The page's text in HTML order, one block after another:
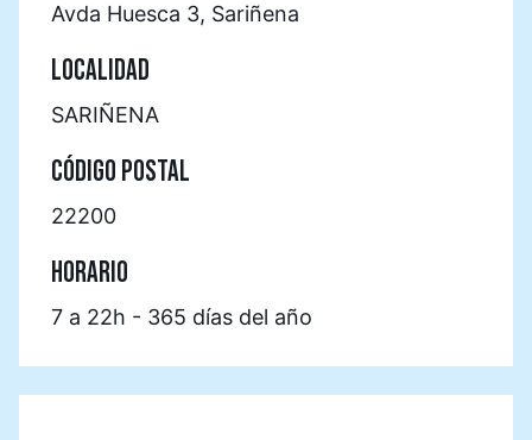
Avda Huesca 3, Sariñena
LOCALIDAD
SARIÑENA
CÓDIGO POSTAL
22200
HORARIO
7 a 22h - 365 días del año